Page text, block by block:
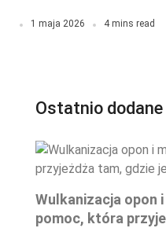
1 maja 2026 4 mins read
Ostatnio dodane
Wulkanizacja opon
pomoc, która